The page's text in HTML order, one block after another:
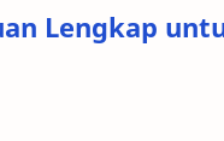
Lengkap